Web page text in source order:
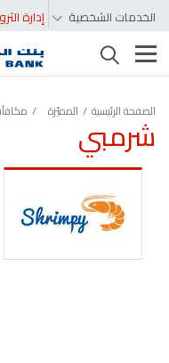
الخدمات الشخصية إدارة
تغيير التصفّح
الصفحة الرئيسية المميّزة‬‬‬‬‬‬‬‬‬‬
شرمبي